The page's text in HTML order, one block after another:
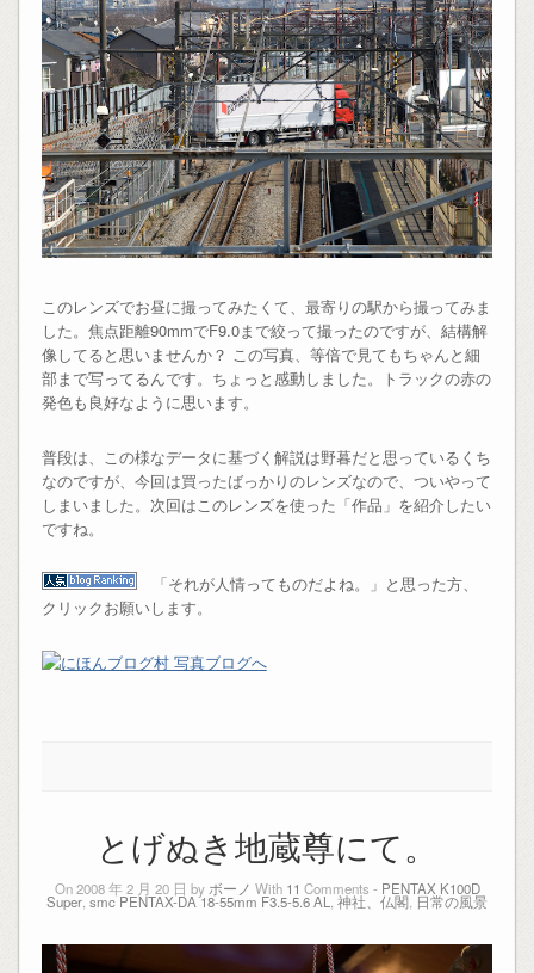
このレンズでお昼に撮ってみたくて、最寄りの駅から撮ってみま
した。焦点距離90mmでF9.0まで絞って撮ったのですが、結構解
像してると思いませんか？ この写真、等倍で見てもちゃんと細
部まで写ってるんです。ちょっと感動しました。トラックの赤の
発色も良好なように思います。
普段は、この様なデータに基づく解説は野暮だと思っているくち
なのですが、今回は買ったばっかりのレンズなので、ついやって
しまいました。次回はこのレンズを使った「作品」を紹介したい
ですね。
「それが人情ってものだよね。」と思った方、
クリックお願いします。
とげぬき地蔵尊にて。
On 2008 年 2 月 20 日 byボーノ With 11 Comments - PENTAX K100D
Super, smc PENTAX-DA 18-55mm F3.5-5.6 AL, 神社、仏閣, 日常の風景